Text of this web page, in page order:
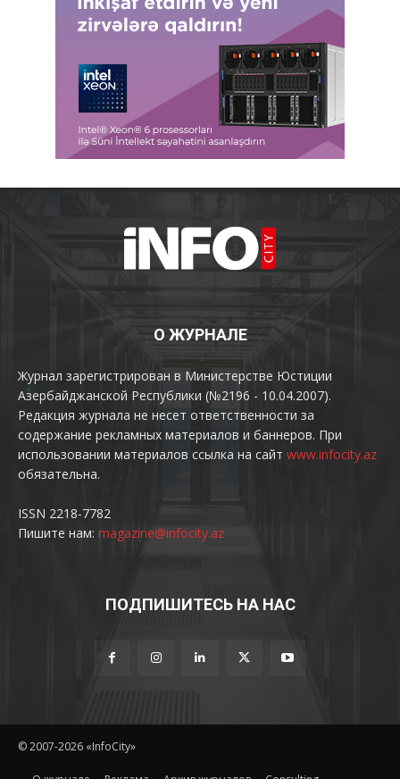
О ЖУРНАЛЕ
Журнал зарегистрирован в Министерстве Юстиции
Азербайджанской Республики (№2196 - 10.04.2007).
Редакция журнала не несет ответственности за
содержание рекламных материалов и баннеров. При
использовании материалов ссылка на сайт www.infocity.az
обязательна.
ISSN 2218-7782
Пишите нам: magazine@infocity.az
ПОДПИШИТЕСЬ НА НАС
© 2007-2026 «InfoCity»